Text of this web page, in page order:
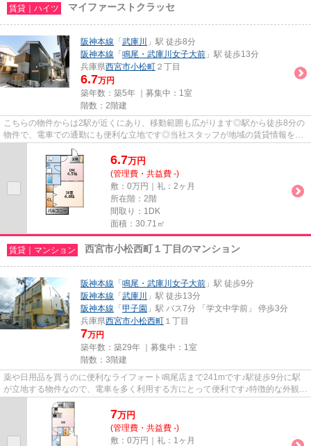
賃貸｜ハイツ マイファーストクラッセ
阪神本線 「 武庫川
」駅 徒歩8分
阪神本線 「 鳴尾・武庫川女子大前 」駅 徒歩13分
兵庫県西宮市小松町 ２丁目
6.7万円
築年数：築5年 ｜募集中： 1室
階数：2階建
こちらの物件からは2駅が近くにあり、移動範囲も広がります◎駅から徒歩8分の
物件で、電車での通勤にも便利な立地です◎当社スタッフが地域の賃貸情報をご
提供いたします◎お客様のこだわ...
6.7万円
(管理費・共益費 -)
敷：0万円｜礼：2ヶ月
所在階：2階
間取り：1DK
面積：30.71㎡
賃貸｜マンション 西宮市小松西町１丁目のマンション
阪神本線 「 鳴尾・武庫川女子大前 」駅 徒歩9分
阪神本線 「 武庫川
」駅 徒歩13分
阪神本線 「 甲子園 」駅 バス7分 「学文中学前」 停歩3分
兵庫県西宮市小松西町 １丁目
7万円
築年数：築29年 ｜募集中： 1室
階数：3階建
薬や日用品を買うのに便利なライフォート鳴尾店まで241mです♪駅徒歩9分に駅
が立地する物件なので、電車を多く利用する方にとって便利です♪特徴的な外観と
洗練された設計の内装を持つデ...
7万円
(管理費・共益費 -)
敷：0万円｜礼：1ヶ月